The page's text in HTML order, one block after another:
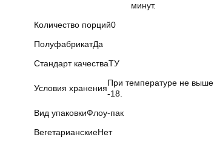
минут.
Количество порций0
ПолуфабрикатДа
Стандарт качестваТУ
Условия хранения
При температуре не выше
-18.
Вид упаковкиФлоу-пак
ВегетарианскиеНет